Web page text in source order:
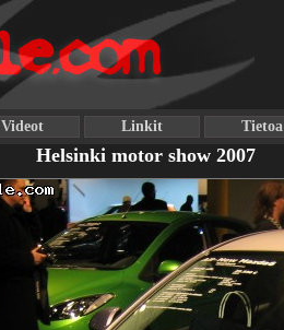
Videot Linkit Tietoa
Helsinki motor show 2007